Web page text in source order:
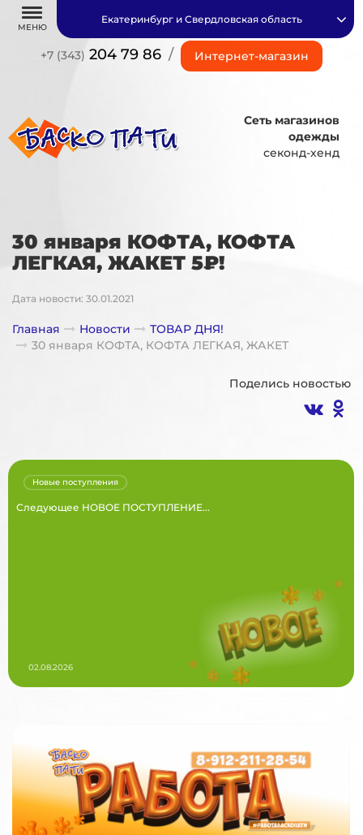
МЕНЮ
+7 (343) 204 79 86 / Интернет-магазин
Екатеринбург и Свердловская область
Сеть магазинов
одежды
секонд-хенд
30 января КОФТА, КОФТА
ЛЕГКАЯ, ЖАКЕТ 5₽!
Дата новости: 30.01.2021
Главная Новости
ТОВАР ДНЯ!
30 января КОФТА, КОФТА ЛЕГКАЯ, ЖАКЕТ
Поделись новостью
Следующее НОВОЕ ПОСТУПЛЕНИЕ...
Новые поступления
02.08.2026